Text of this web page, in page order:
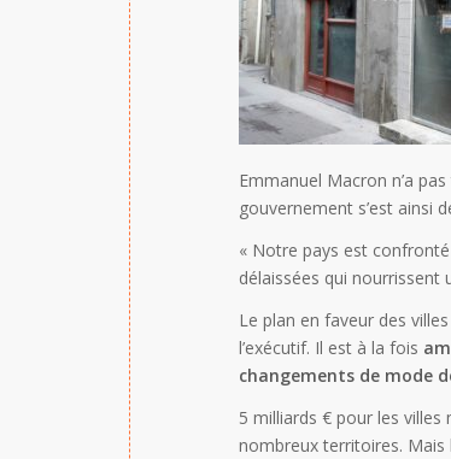
Emmanuel Macron n’a
gouvernement s’est ainsi
« Notre pays est
délaissées qui nourrissent
Le plan en faveur des
l’exécutif. Il est à la fois
changements de mode
5 milliards € pour les
nombreux territoires.